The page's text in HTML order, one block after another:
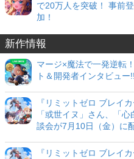
で20万人を突破！ 事前
加！
新作情報
マージ×魔法で一発逆転
ト＆開発者インタビュー!!
『リミットゼロ ブレイ
「或世イヌ」さん、「
談会が7月10日（金）に
『リミットゼロ ブレイ